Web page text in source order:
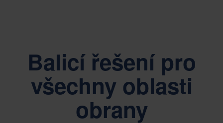
Balicí řešení pro
všechny oblasti
obrany